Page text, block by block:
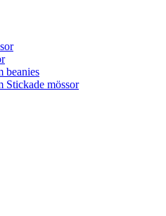
beanies
Stickade mössor